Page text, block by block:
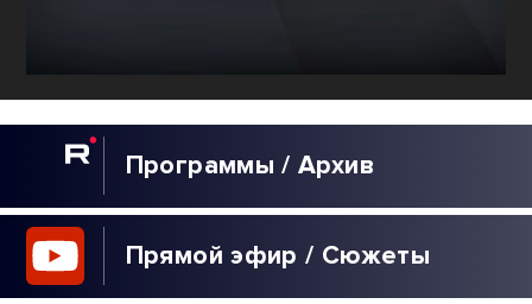
Программы / Архив
Прямой эфир / Сюжеты